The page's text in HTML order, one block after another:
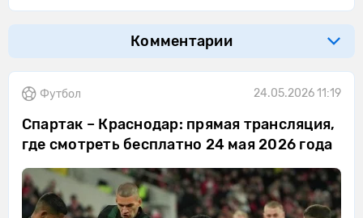
Комментарии
Футбол 24.05.2026 11:19
Спартак – Краснодар: прямая трансляция,
где смотреть бесплатно 24 мая 2026 года